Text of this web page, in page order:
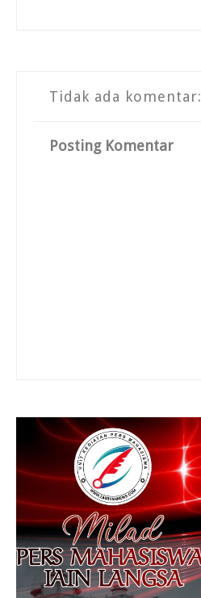
Tidak ada komentar:
Posting Komentar